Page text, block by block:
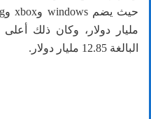
البالغة 12.85 مليار دولار.‏